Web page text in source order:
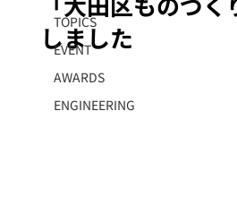
TOPICS
EVENT
AWARDS
ENGINEERING
しました